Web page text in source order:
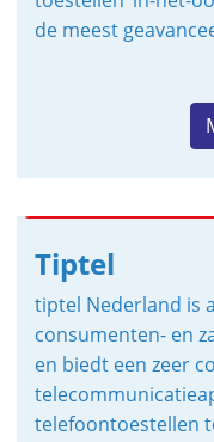
de meest
Tiptel
tiptel Nederland is
consumenten- en
en biedt een zeer
telefoontoestellen